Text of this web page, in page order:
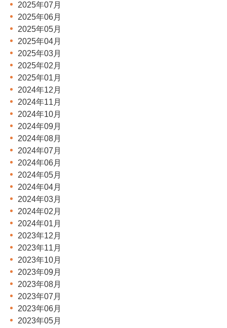
2025年07月
2025年06月
2025年05月
2025年04月
2025年03月
2025年02月
2025年01月
2024年12月
2024年11月
2024年10月
2024年09月
2024年08月
2024年07月
2024年06月
2024年05月
2024年04月
2024年03月
2024年02月
2024年01月
2023年12月
2023年11月
2023年10月
2023年09月
2023年08月
2023年07月
2023年06月
2023年05月